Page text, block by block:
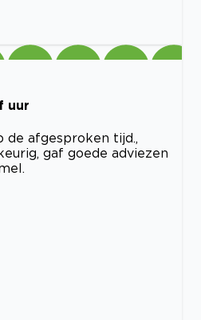
uur
afgesproken tijd.,
gaf goede adviezen